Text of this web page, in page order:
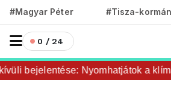
#Magyar Péter #Tisza-
0 / 24
bejelentése: Nyomhatjátok a klímát